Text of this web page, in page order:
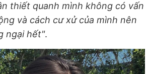
thiết quanh mình không có vấn
và cách cư xử của mình nên
ngại hết".